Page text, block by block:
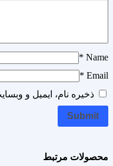
Name
*
Email
*
ذخیره نام، ایمیل و
محصولات مرتبط